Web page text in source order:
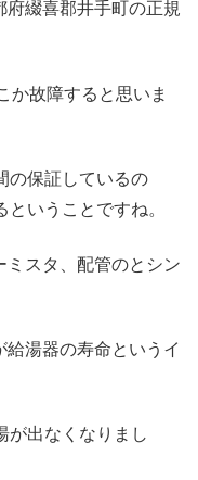
府綴喜郡井手町の正規
か故障すると思いま
の保証しているの
いうことですね。
スタ、配管のとシン
湯器の寿命というイ
が出なくなりまし